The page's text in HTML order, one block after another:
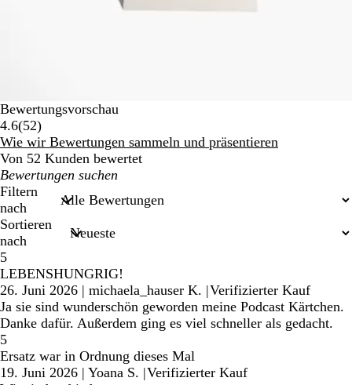
Bewertungsvorschau
4.6(5252
Bewertungen
)
Wie wir Bewertungen sammeln und präsentieren
Von 52 Kunden bewertet
Meine
Sucheingaben
Filtern
nach
Sortieren
nach
5
LEBENSHUNGRIG!
26. Juni 2026 | michaela_hauser K. |Verifizierter Kauf
Ja sie sind wunderschön geworden meine Podcast Kärtchen.
Danke dafür. Außerdem ging es viel schneller als gedacht.
5
Ersatz war in Ordnung dieses Mal
19. Juni 2026 | Yoana S. |Verifizierter Kauf